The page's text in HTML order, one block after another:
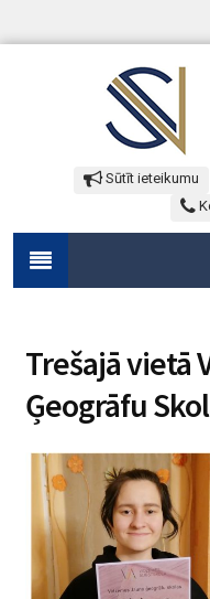
Sūtīt ieteikumu
Trešajā vietā
Ģeogrāfu